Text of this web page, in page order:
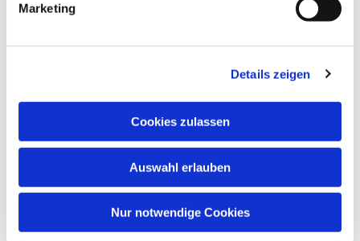
Marketing
Details zeigen
Cookies zulassen
Auswahl erlauben
Nur notwendige Cookies
Dies könnte Sie auch